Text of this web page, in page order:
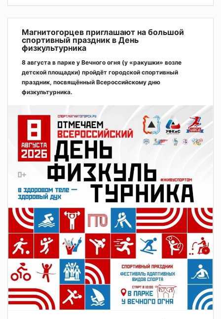
Магнитогорцев приглашают на большой
спортивный праздник в День
физкультурника
8 августа в парке у Вечного огня (у «ракушки» возле
детской площадки) пройдёт городской спортивный
праздник, посвящённый Всероссийскому дню
физкультурника.